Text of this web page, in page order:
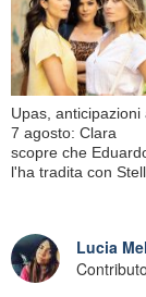
Upas, anticipazioni
7 agosto: Clara
scopre che
l'ha tradita con
Lucia